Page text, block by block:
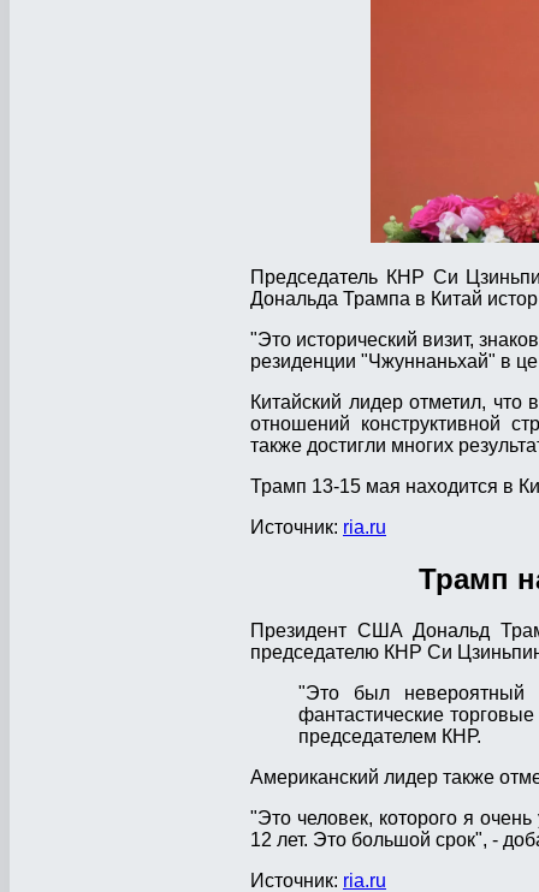
Председатель КНР Си
Дональда Трампа в Китай
"Это исторический визит,
резиденции "Чжуннаньхай" в
Китайский лидер отметил, что
отношений конструктивной
также достигли многих
Трамп 13-15 мая находится в
Источник: ria.ru
Трамп
Президент США Дональд
председателю КНР Си
"Это был невероятный
фантастические
председателем КНР.
Американский лидер также
"Это человек, которого я
12 лет. Это большой срок", -
Источник: ria.ru